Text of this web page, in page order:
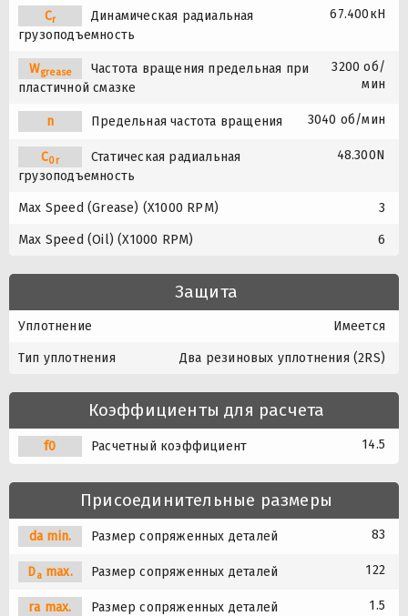
Cr
Динамическая радиальная
грузоподъемность
67.400кН
Wgrease
Частота вращения предельная при
пластичной смазке
3200 об/
мин
n Предельная частота вращения 3040 об/мин
C0r
Статическая радиальная
грузоподъемность
48.300N
Max Speed (Grease) (X1000 RPM) 3
Max Speed (Oil) (X1000 RPM) 6
Защита
Уплотнение Имеется
Тип уплотнения Два резиновых уплотнения (2RS)
Коэффициенты для расчета
f0 Расчетный коэффициент 14.5
Присоединительные размеры
da min. Размер сопряженных деталей 83
Damax. Размер сопряженных деталей 122
ra max. Размер сопряженных деталей 1.5